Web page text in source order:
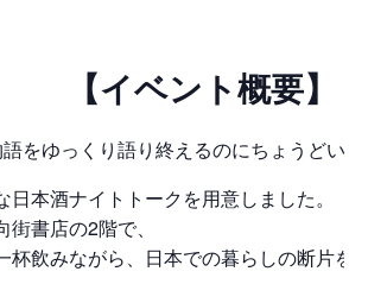
【イベント概要】
をゆっくり語り終えるのにちょうどい
本酒ナイトトークを用意しました。
書店の2階で、
杯飲みながら、日本での暮らしの断片を